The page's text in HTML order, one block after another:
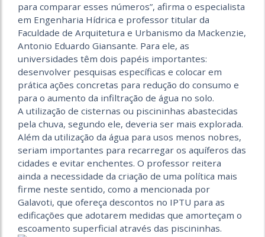
para comparar esses números”, afirma o especialista
em Engenharia Hídrica e professor titular da
Faculdade de Arquitetura e Urbanismo da Mackenzie,
Antonio Eduardo Giansante. Para ele, as
universidades têm dois papéis importantes:
desenvolver pesquisas específicas e colocar em
prática ações concretas para redução do consumo e
para o aumento da infiltração de água no solo.
A utilização de cisternas ou piscininhas abastecidas
pela chuva, segundo ele, deveria ser mais explorada.
Além da utilização da água para usos menos nobres,
seriam importantes para recarregar os aquíferos das
cidades e evitar enchentes. O professor reitera
ainda a necessidade da criação de uma política mais
firme neste sentido, como a mencionada por
Galavoti, que ofereça descontos no IPTU para as
edificações que adotarem medidas que amorteçam o
escoamento superficial através das piscininhas.